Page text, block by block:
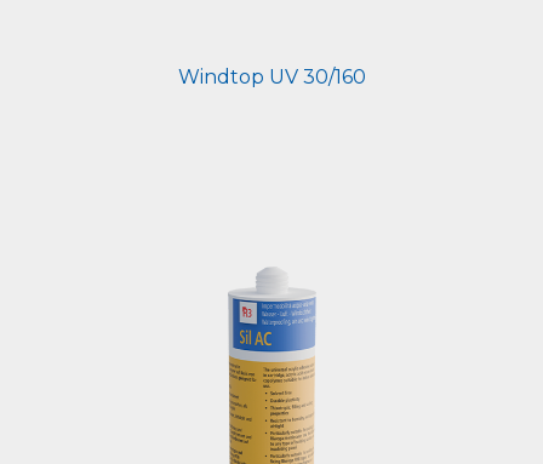
Windtop UV 30/160